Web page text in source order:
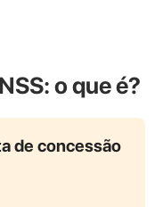
o que é?
de concessão